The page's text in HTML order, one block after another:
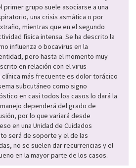
primer grupo suele asociarse a una
una crisis asmática o por
mientras que en el segundo
física intensa. Se ha descrito la
influenza o bocavirus en la
pero hasta el momento muy
en relación con el virus
más frecuente es dolor torácico
subcutáneo como signo
en casi todos los casos lo dará la
dependerá del grado de
por lo que variará desde
en una Unidad de Cuidados
será de soporte y el de las
no se suelen dar recurrencias y el
en la mayor parte de los casos.